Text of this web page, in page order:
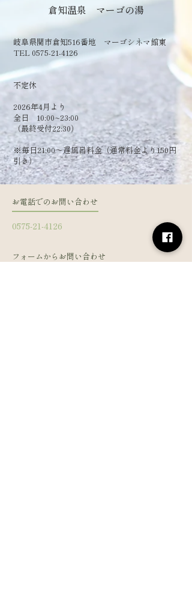
倉知温泉 マーゴの湯
岐阜県関市倉知516番地 マーゴシネマ館東
TEL 0575-21-4126
​不定休
2026年4月より
全日 10:00~23:00
（最終受付22:30）
​※毎日21:00～遅風呂料金（通常料金より150円
引き）
お電話でのお問い合わせ
0575-21-4126
フォームからお問い合わせ